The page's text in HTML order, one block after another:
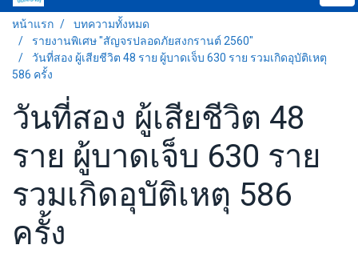
หน้าแรก
บทความทั้งหมด
รายงานพิเศษ "สัญจรปลอดภัยสงกรานต์ 2560"
วันที่สอง ผู้เสียชีวิต 48 ราย ผู้บาดเจ็บ 630 ราย รวมเกิดอุบัติเหตุ
586 ครั้ง
วันที่สอง ผู้เสียชีวิต 48
ราย ผู้บาดเจ็บ 630 ราย
รวมเกิดอุบัติเหตุ 586
ครั้ง